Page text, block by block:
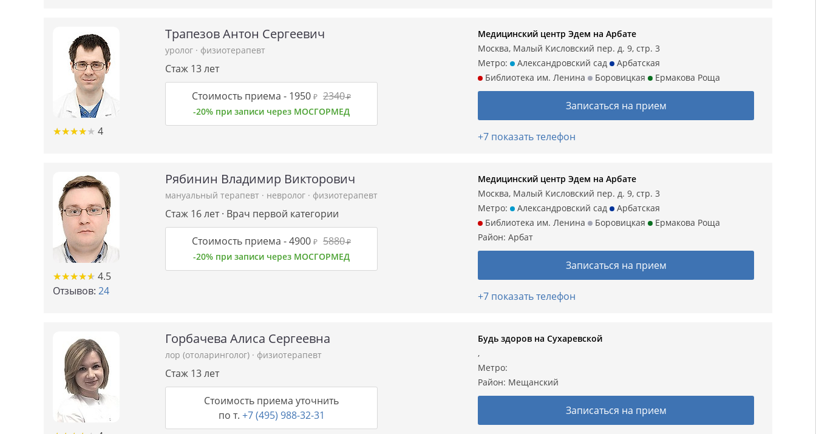
★★★★★
★★★★★ 4
Трапезов Антон Сергеевич
уролог · физиотерапевт
Стаж 13 лет
Стоимость приема - 1950 ₽ 2340₽
-20% при записи через МОСГОРМЕД
Медицинский центр Эдем на Арбате
Москва, Малый Кисловский пер. д. 9, стр. 3
Метро:
Александровский сад
Арбатская
Библиотека им. Ленина
Боровицкая Ермакова Роща
Записаться на прием
+7 показать телефон
★★★★★
★★★★★ 4.5
Отзывов: 24
Рябинин Владимир Викторович
мануальный терапевт · невролог · физиотерапевт
Стаж 16 лет · Врач первой категории
Стоимость приема -4900 ₽ 5880₽
-20% при записи через МОСГОРМЕД
Медицинский центр Эдем на Арбате
Москва, Малый Кисловский пер. д. 9, стр. 3
Метро:
Александровский сад
Арбатская
Библиотека им. Ленина
Боровицкая
Ермакова Роща
Район: Арбат
Записаться на прием
+7 показать телефон
Горбачева Алиса Сергеевна
лор (отоларинголог) · физиотерапевт
Стаж 13 лет
Стоимость приема уточнить
по т. +7 (495) 988-32-31
Будь здоров на Сухаревской
,
Метро:
Район: Мещанский
Записаться на прием